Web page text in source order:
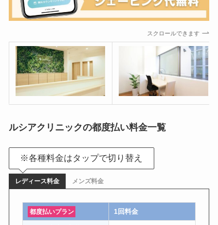
スクロールできます
ルシアクリニックの都度払い料金一覧
※各種料金はタップで切り替え
レディース料金 メンズ料金
都度払いプラン 1回料金